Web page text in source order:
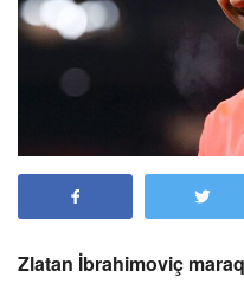
Zlatan İbrahimoviç